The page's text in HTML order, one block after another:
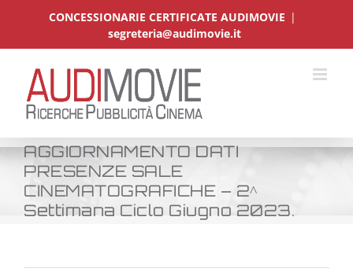
CONCESSIONARIE CERTIFICATE AUDIMOVIE |
segreteria@audimovie.it
AGGIORNAMENTO DATI
PRESENZE SALE
CINEMATOGRAFICHE – 2^
Settimana Ciclo Giugno 2023.